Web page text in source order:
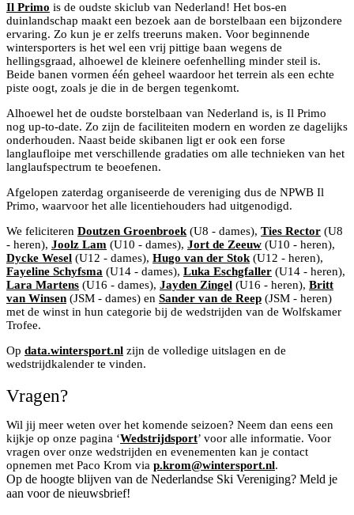
Il Primo is de oudste skiclub van Nederland! Het bos-en
duinlandschap maakt een bezoek aan de borstelbaan een bijzondere
ervaring. Zo kun je er zelfs treeruns maken. Voor beginnende
wintersporters is het wel een vrij pittige baan wegens de
hellingsgraad, alhoewel de kleinere oefenhelling minder steil is.
Beide banen vormen één geheel waardoor het terrein als een echte
piste oogt, zoals je die in de bergen tegenkomt.
Alhoewel het de oudste borstelbaan van Nederland is, is Il Primo
nog up-to-date. Zo zijn de faciliteiten modern en worden ze dagelijks
onderhouden. Naast beide skibanen ligt er ook een forse
langlaufloipe met verschillende gradaties om alle technieken van het
langlaufspectrum te beoefenen.
Afgelopen zaterdag organiseerde de vereniging dus de NPWB Il
Primo, waarvoor het alle licentiehouders had uitgenodigd.
We feliciteren Doutzen Groenbroek (U8 - dames), Ties Rector (U8
- heren), Joolz Lam (U10 - dames), Jort de Zeeuw (U10 - heren),
Dycke Wesel (U12 - dames), Hugo van der Stok (U12 - heren),
Fayeline Schyfsma (U14 - dames), Luka Eschgfaller (U14 - heren),
Lara Martens (U16 - dames), Jayden Zingel (U16 - heren), Britt
van Winsen (JSM - dames) en Sander van de Reep (JSM - heren)
met de winst in hun categorie bij de wedstrijden van de Wolfskamer
Trofee.
Op data.wintersport.nl zijn de volledige uitslagen en de
wedstrijdkalender te vinden.
Vragen?
Wil jij meer weten over het komende seizoen? Neem dan eens een
kijkje op onze pagina ‘Wedstrijdsport’ voor alle informatie. Voor
vragen over onze wedstrijden en evenementen kan je contact
opnemen met Paco Krom via p.krom@wintersport.nl.
Op de hoogte blijven van de Nederlandse Ski Vereniging? Meld je
aan voor de nieuwsbrief!